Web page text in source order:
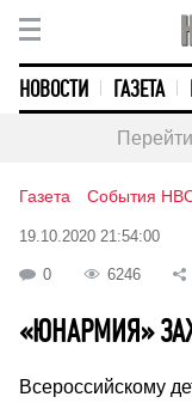
НОВОСТИ ГАЗЕТА
Газета События
19.10.2020 21:54:00
0 6246
«ЮНАРМИЯ»
Всероссийскому